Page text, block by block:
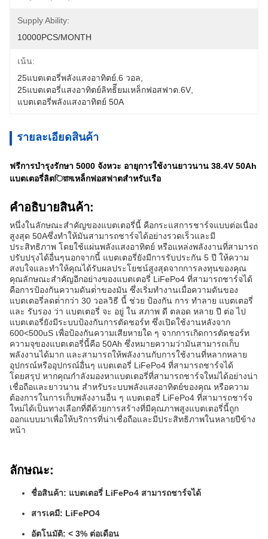
Supply Ability:
10000PCS/MONTH
เน้น:
25แบตเตอรี่พลังแสงอาทิตย์.6 วอล
25แบตเตอรี่แสงอาทิตย์ลิทธิียมเหล็กฟอสฟาต.6V
แบตเตอรี่พลังแสงอาทิตย์ 50A
รายละเอียดสินค้า
ฟรีการบํารุงรักษา 5000 จังหวะ อายุการใช้งานยาวนาน 38.4V 50Ah
แบตเตอรี่ลิตিয়ামเหล็กฟอสฟาตสําหรับเรือ
คําอธิบายสินค้า:
หนึ่งในลักษณะสําคัญของแบตเตอรี่นี้ คือกระแสการชาร์จแบบต่อเนื่อง
สูงสุด 50Aซึ่งทําให้มันสามารถชาร์จได้อย่างรวดเร็วและมี
ประสิทธิภาพ โดยใช้แผ่นพลังแสงอาทิตย์ หรือแหล่งพลังงานที่สามารถ
ปรับปรุงได้อื่นๆนอกจากนี้ แบตเตอรี่ยังมีการรับประกัน 5 ปี ให้ความ
สงบใจและทําให้คุณได้รับผลประโยชน์สูงสุดจากการลงทุนของคุณ
คุณลักษณะสําคัญอีกอย่างของแบตเตอรี่ LiFePo4 ที่สามารถชาร์จได้
คือการป้องกันความดันต่ําของมัน ซึ่งเริ่มทํางานเมื่อความดันของ
แบตเตอรี่ลดต่ํากว่า 30 วอลวิธี นี้ ช่วย ป้องกัน การ ทําลาย แบตเตอรี่
และ รับรอง ว่า แบตเตอรี่ จะ อยู่ ใน สภาพ ดี ตลอด หลาย ปี ต่อ ไป
แบตเตอรี่ยังมีระบบป้องกันการตัดชอร์ท ซึ่งเปิดใช้งานหลังจาก
600<500uS เพื่อป้องกันความเสียหายใด ๆ จากการเกิดการตัดชอร์ท
ความจุของแบตเตอรี่นี้คือ 50Ah ซึ่งหมายความว่ามันสามารถเก็บ
พลังงานได้มาก และสามารถให้พลังงานกับการใช้งานที่หลากหลาย
อุปกรณ์หรืออุปกรณ์อื่นๆ แบตเตอรี่ LiFePo4 ที่สามารถชาร์จได้
โดยสรุป หากคุณกําลังมองหาแบตเตอรี่ที่สามารถชาร์จใหม่ได้อย่างน่า
เชื่อถือและยาวนาน สําหรับระบบพลังแสงอาทิตย์ของคุณ หรือความ
ต้องการในการเก็บพลังงานอื่น ๆ แบตเตอรี่ LiFePo4 ที่สามารถชาร์จ
ใหม่ได้เป็นทางเลือกที่ดีด้วยการสร้างที่มีคุณภาพสูงแบตเตอรี่นี้ถูก
ออกแบบมาเพื่อให้บริการที่น่าเชื่อถือและมีประสิทธิภาพในหลายปีข้าง
หน้า
ลักษณะ:
ชื่อสินค้า: แบตเตอรี่ LiFePo4 สามารถชาร์จได้
สารเคมี: LiFePO4
อัตโนมัติ: < 3% ต่อเดือน